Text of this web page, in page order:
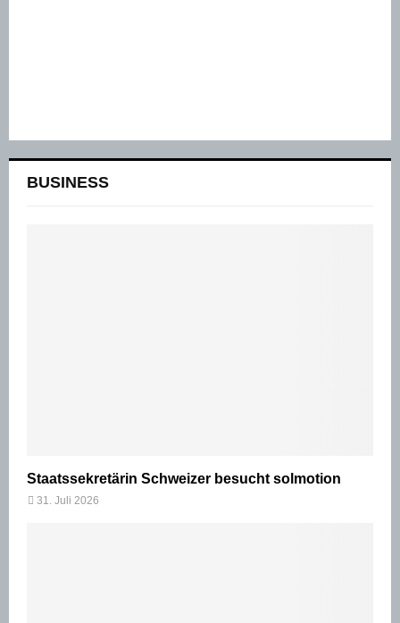
BUSINESS
Staatssekretärin Schweizer besucht solmotion
31. Juli 2026